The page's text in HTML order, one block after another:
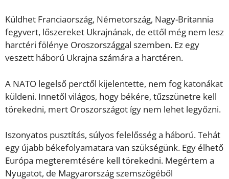
Küldhet Franciaország, Németország, Nagy-Britannia
fegyvert, lőszereket Ukrajnának, de ettől még nem lesz
harctéri fölénye Oroszországgal szemben. Ez egy
veszett háború Ukrajna számára a harctéren.
A NATO legelső perctől kijelentette, nem fog katonákat
küldeni. Innetől világos, hogy békére, tűzszünetre kell
törekedni, mert Oroszországot így nem lehet legyőzni.
Iszonyatos pusztítás, súlyos felelősség a háború. Tehát
egy újabb békefolyamatara van szükségünk. Egy élhető
Európa megteremtésére kell törekedni. Megértem a
Nyugatot, de Magyarország szemszögéből